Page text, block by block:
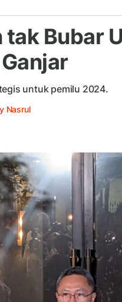
Bubar
untuk pemilu 2024.
Nasrul